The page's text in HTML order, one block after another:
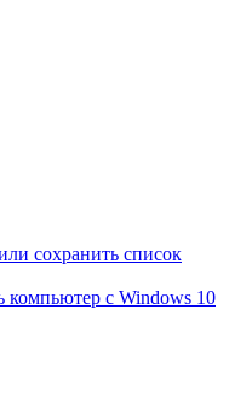
сохранить список
компьютер с Windows 10